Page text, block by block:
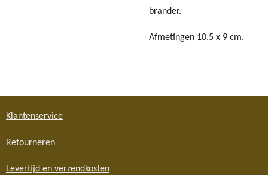
brander.
Afmetingen 10.5 x 9 cm.
Klantenservice
Retourneren
Levertijd en verzendkosten